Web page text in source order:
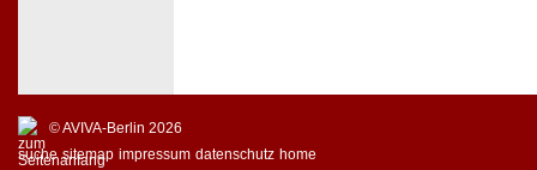
© AVIVA-Berlin 2026
suche sitemap impressum datenschutz home